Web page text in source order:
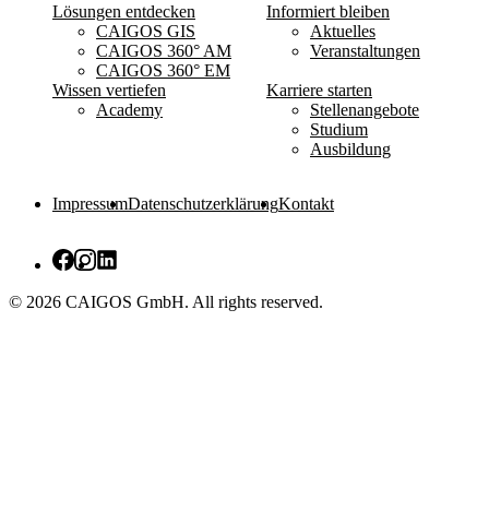
Lösungen entdecken
CAIGOS GIS
CAIGOS 360° AM
CAIGOS 360° EM
Informiert bleiben
Aktuelles
Veranstaltungen
Wissen vertiefen
Academy
Karriere starten
Stellenangebote
Studium
Ausbildung
ImpressumDatenschutzerklärungKontakt
© 2026 CAIGOS GmbH. All rights reserved.